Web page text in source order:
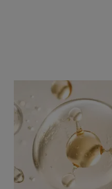
Concentrato
• EFFICACE su
a tendenza
soggetti.